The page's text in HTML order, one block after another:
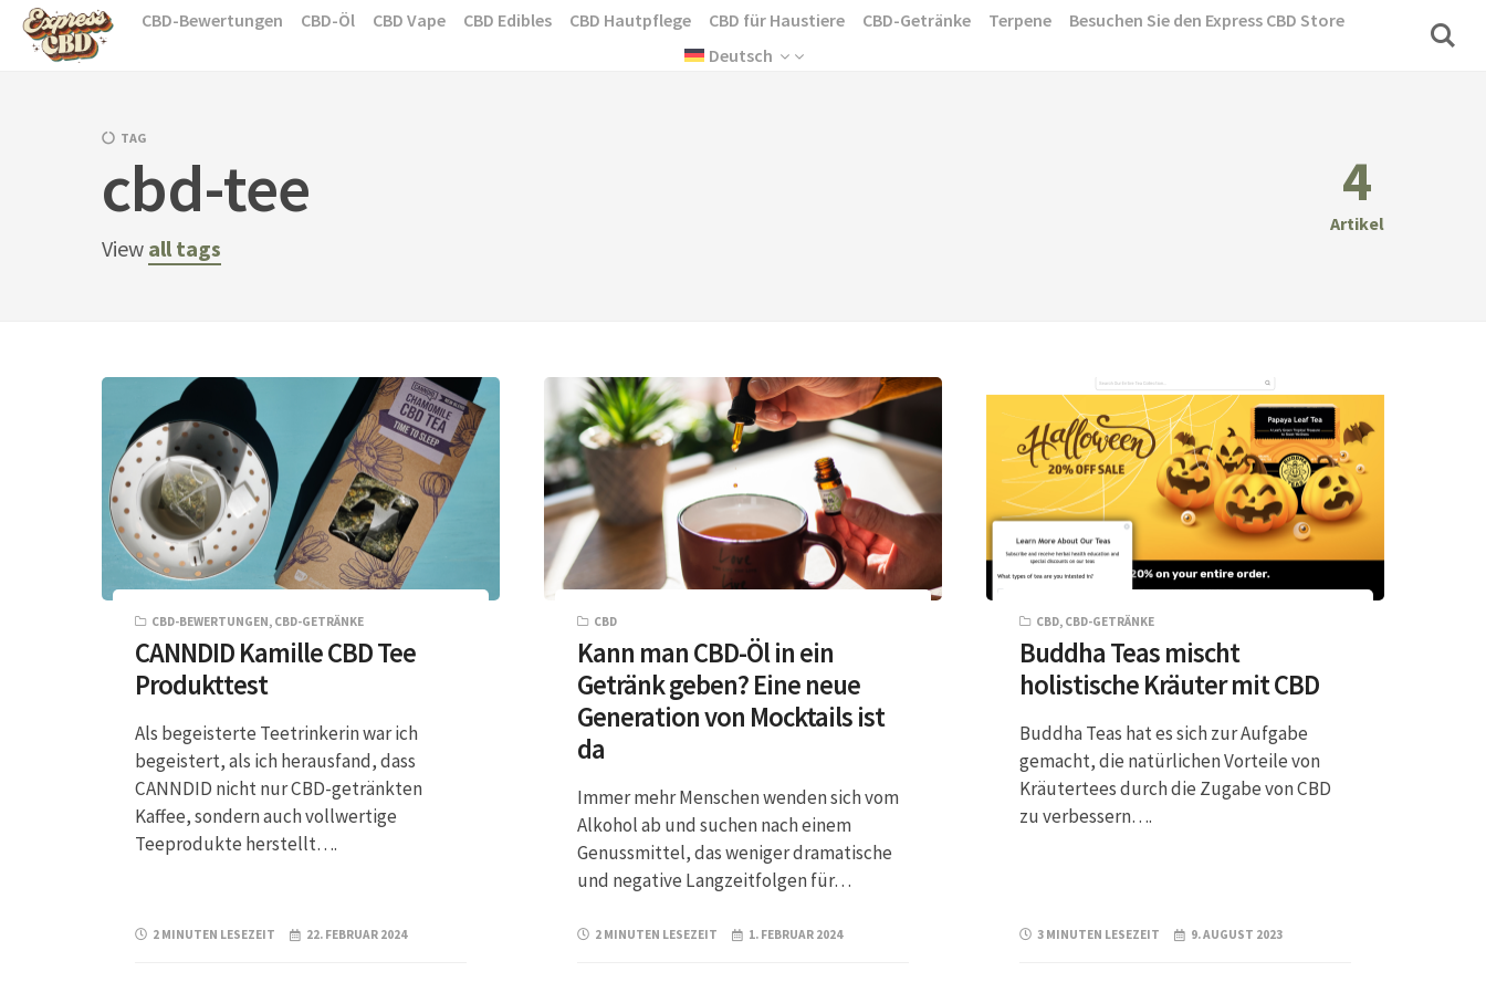
Skip
CBD-Bewertungen CBD-Öl CBD Vape CBD Edibles CBD Hautpflege CBD für Haustiere CBD-Getränke Terpene
Besuchen Sie den Express CBD Store
Deutsch
TAG
cbd-tee
View all tags
4
Artikel
CBD-BEWERTUNGEN, CBD-GETRÄNKE
CANNDID Kamille CBD Tee
Produkttest
Als begeisterte Teetrinkerin war ich
begeistert, als ich herausfand, dass
CANNDID nicht nur CBD-getränkten
Kaffee, sondern auch vollwertige
Teeprodukte herstellt….
2 MINUTEN LESEZEIT 22. FEBRUAR 2024
CBD
Kann man CBD-Öl in ein
Getränk geben? Eine neue
Generation von Mocktails ist
da
Immer mehr Menschen wenden sich vom
Alkohol ab und suchen nach einem
Genussmittel, das weniger dramatische
und negative Langzeitfolgen für…
2 MINUTEN LESEZEIT 1. FEBRUAR 2024
CBD, CBD-GETRÄNKE
Buddha Teas mischt
holistische Kräuter mit CBD
Buddha Teas hat es sich zur Aufgabe
gemacht, die natürlichen Vorteile von
Kräutertees durch die Zugabe von CBD
zu verbessern….
3 MINUTEN LESEZEIT 9. AUGUST 2023